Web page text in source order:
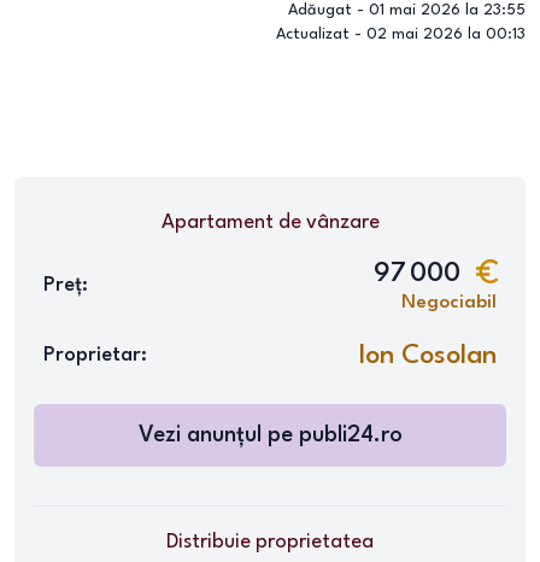
Adăugat - 01 mai 2026 la 23:55
Actualizat - 02 mai 2026 la 00:13
Apartamentde vânzare
Preț: 97 000
Negociabil
Proprietar: Ion Cosolan
Vezi anunțul pe publi24.ro
Distribuie proprietatea